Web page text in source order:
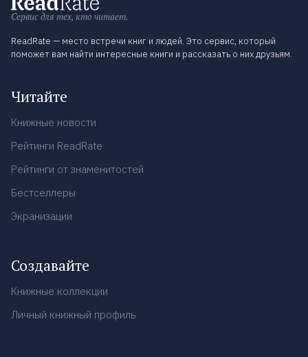
Сервис для тех, кто читает.
ReadRate — место встречи книг и людей. Это сервис, который
поможет вам найти интересные книги и рассказать о них друзьям.
Читайте
Книжные новости
Рейтинги ReadRate
Рейтинги от знаменитостей
Бестселлеры
Экранизации
Создавайте
Книжные коллекции
Личный книжный профиль